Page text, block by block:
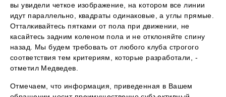
вы увидели четкое изображение, на котором все линии
идут параллельно, квадраты одинаковые, а углы прямые.
Отталкивайтесь пятками от пола при движении, не
касайтесь задним коленом пола и не отклоняйте спину
назад. Мы будем требовать от любого клуба строгого
соответствия тем критериям, которые разработали, -
отметил Медведев.
Отмечаем, что информация, приведенная в Вашем